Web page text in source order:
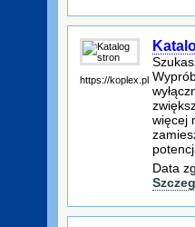
https://koplex.pl
więcej
Data